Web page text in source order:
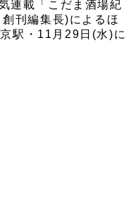
連載「こだま酒場紀
刊編集長)によるほ
駅・11月29日(水)に